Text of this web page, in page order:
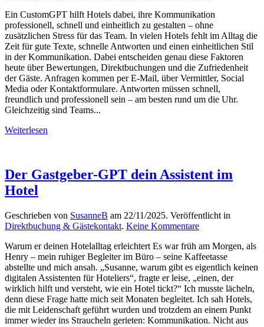
ist
ein
CustomGPT
–
und
warum
er
für
Hotels
Ein CustomGPT hilft Hotels dabei, ihre Kommunikation
professionell, schnell und einheitlich zu gestalten – ohne
zusätzlichen Stress für das Team. In vielen Hotels fehlt im Alltag die
Zeit für gute Texte, schnelle Antworten und einen einheitlichen Stil
in der Kommunikation. Dabei entscheiden genau diese Faktoren
heute über Bewertungen, Direktbuchungen und die Zufriedenheit
der Gäste. Anfragen kommen per E-Mail, über Vermittler, Social
Media oder Kontaktformulare. Antworten müssen schnell,
freundlich und professionell sein – am besten rund um die Uhr.
Gleichzeitig sind Teams...
Weiterlesen
Der Gastgeber-GPT dein Assistent im
Hotel
Geschrieben von SusanneB am 22/11/2025. Veröffentlicht in
Direktbuchung & Gästekontakt. Keine Kommentarezu
Gastgeber-
GPT
dein
Assistent
im
Hotel
Warum er deinen Hotelalltag erleichtert Es war früh am Morgen, als
Henry – mein ruhiger Begleiter im Büro – seine Kaffeetasse
abstellte und mich ansah. „Susanne, warum gibt es eigentlich keinen
digitalen Assistenten für Hoteliers“, fragte er leise, „einen, der
wirklich hilft und versteht, wie ein Hotel tickt?“ Ich musste lächeln,
denn diese Frage hatte mich seit Monaten begleitet. Ich sah Hotels,
die mit Leidenschaft geführt wurden und trotzdem an einem Punkt
immer wieder ins Straucheln gerieten: Kommunikation. Nicht aus